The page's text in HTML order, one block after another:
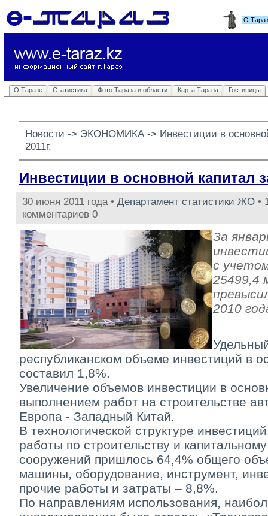
О
О Таразе Статистика Фото Тараза и области Карта Тараза Гостиницы
Новости -> ЭКОНОМИКА -> Инвестиции в
2011г.
Инвестиции в основной капитал
30 июня 2011 года • Департамент статистики ЖО •
комментариев 0
За
с
25499,4
2010
республиканском объеме инвестиций в
составил 1,8%.
Увеличение объемов инвестиции в
выполнением работ на строительстве
Европа - Западный Китай.
В технологической структуре
работы по строительству и
сооружений пришлось 64,4% общего
машины, оборудование, инструмент,
прочие работы и затраты – 8,8%.
По направлениям использования,